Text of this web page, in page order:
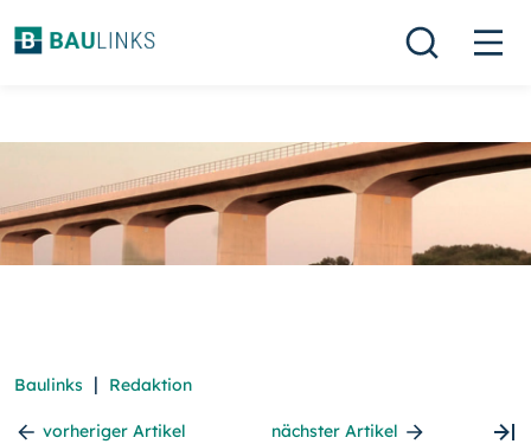
Baulinks | Redaktion
vorheriger Artikel nächster Artikel